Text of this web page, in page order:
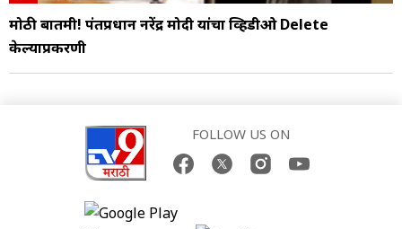
मोठी बातमी! पंतप्रधान नरेंद्र मोदी यांचा व्हिडीओ Delete
केल्याप्रकरणी
FOLLOW US ON